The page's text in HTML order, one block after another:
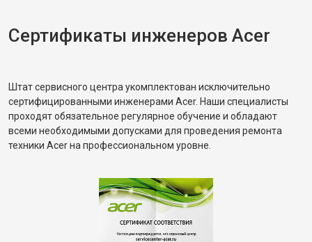
Сертификаты инженеров Acer
Штат сервисного центра укомплектован исключительно
сертифицированными инженерами Acer. Наши специалисты
проходят обязательное регулярное обучение и обладают
всеми необходимыми допусками для проведения ремонта
техники Acer на профессиональном уровне.